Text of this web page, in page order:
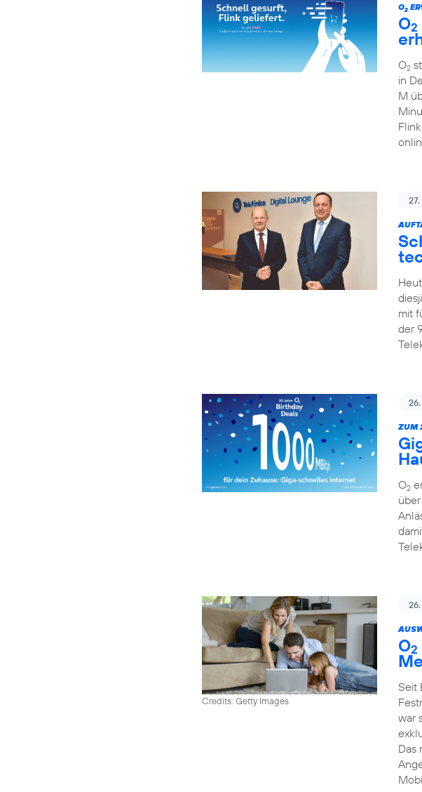
O2
O2
O2
in
M
mit
der
ZUM
O2
Credits: Getty Images
O2
Seit
war
Das